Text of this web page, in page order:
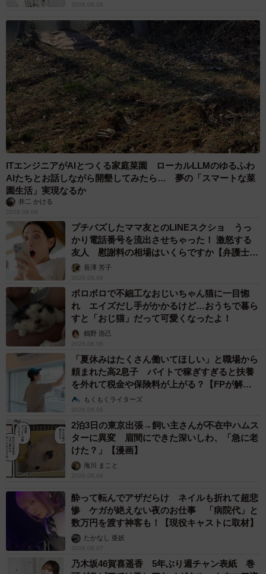
くて撮りました。生後3カ月くらいでまだまだ小さい頃です
「ねこはいいぞ！！」と話すはちやさん、毎日こんなに可
愛い猫ちゃんたちと一緒に生活しているはちやさんがうら
やましいです。
2026.08.08
ITエンジニアがAIとつくる家庭菜園 ローカルLLMのゆるふわ
AIたちとお話しながら開墾してみたら… 夢の「スマートな菜
園生活」実現なるか
井二 かける
2026.08.08
プチバズしたママ友とのLINEスクショ うっ
かり電話番号を流出させちゃった！ 激怒する
友人 慰謝料の相場はいくらですか【弁護士が
解説】長澤 芳子
2026.08.08
ボロボロで不細工なおじいちゃん猫に一目惚
れ エイズだし手がかかるけど…おうちで暮ら
すと「おじ猫」だって可愛くなったよ！
鶴野 浩己
2026.08.08
「夏休みはたくさん働いてほしい」と職場から
頼まれた高2息子 バイトで稼ぎすぎると扶養
を外れて税金や保険料が上がる？【FPが解
説】もくもくライターズ
2026.08.08
2泊3日の東京出張→飼い主さんが不在中ハムス
ターに異変 眉間にできた深いしわ、「急に老
けた？」【漫画】
海川 まこと
2026.08.08
酔って転んでアザだらけ ネイルも折れて超悲
惨 ケガが絶えない夜のお仕事 「病院代」と
数万円を渡す神客も！【現役キャストに取材】
たかなし 亜妖
2026.08.07
乃木坂46賀喜遥香 5年ぶり週チャン表紙 巻